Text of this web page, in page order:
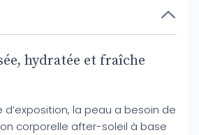
hydratée et fraîche
d’exposition, la peau a besoin de
corporelle after-soleil à base